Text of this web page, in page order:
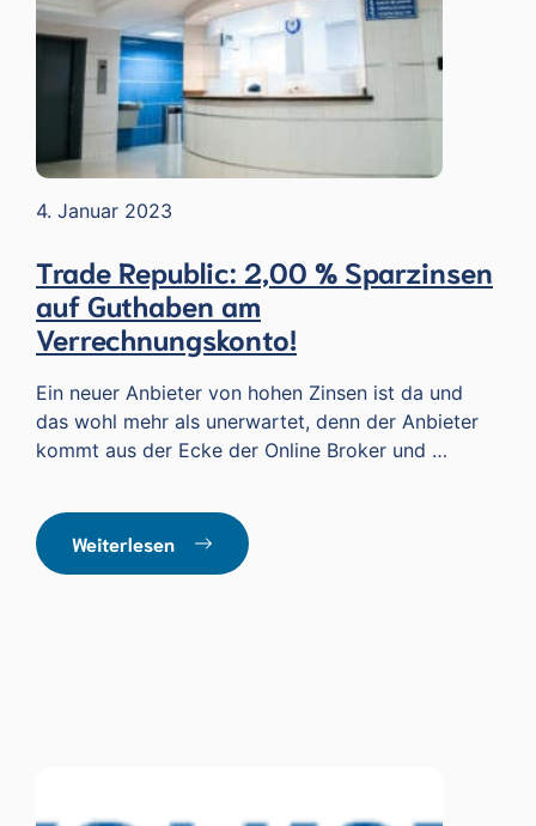
4. Januar 2023
Trade Republic: 2,00 % Sparzinsen
auf Guthaben am
Verrechnungskonto!
Ein neuer Anbieter von hohen Zinsen ist da und
das wohl mehr als unerwartet, denn der Anbieter
kommt aus der Ecke der Online Broker und …
Weiterlesen